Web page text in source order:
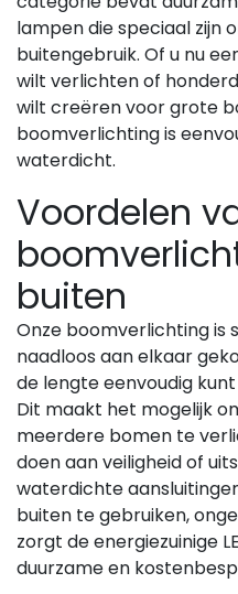
lampen die speciaal zijn
buitengebruik. Of u nu
wilt verlichten of
wilt creëren voor grote
boomverlichting is
waterdicht.
Voordelen
buiten
Onze boomverlichting is
naadloos aan elkaar
de lengte eenvoudig
Dit maakt het mogelijk
meerdere bomen te
doen aan veiligheid of
waterdichte
buiten te gebruiken,
zorgt de energiezuinige
duurzame en